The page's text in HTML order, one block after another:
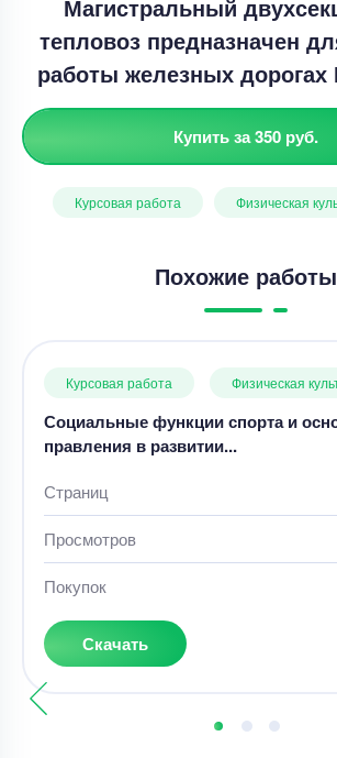
Магистральный
тепловоз предназначен
работы железных дорогах
Купить за 350 руб.
Курсовая работа Физическая
Похожие работы
Курсовая работа Физическая
Социальные функции спорта и
правления в развитии...
Страниц
Просмотров
Покупок
Скачать